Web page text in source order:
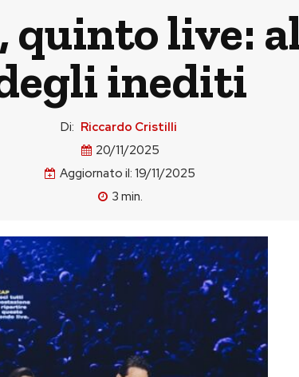
quinto live:
inediti
Di: Riccardo Cristilli
20/11/2025
Aggiornato il: 19/11/2025
3 min.